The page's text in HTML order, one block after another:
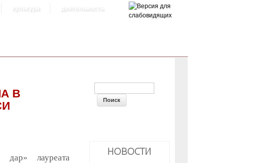
культура деятельность
В
дар» лауреата
ФОРМА ПОИСКА
НОВОСТИ